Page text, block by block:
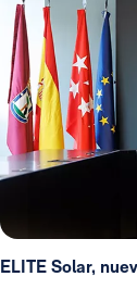
ELITE Solar,